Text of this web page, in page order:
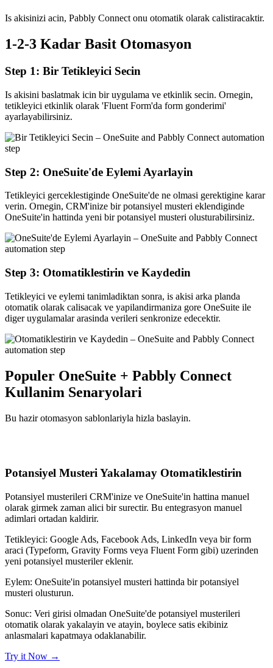
Is akisinizi acin, Pabbly Connect onu otomatik olarak calistiracaktir.
1-2-3 Kadar Basit Otomasyon
Step 1: Bir Tetikleyici Secin
Is akisini baslatmak icin bir uygulama ve etkinlik secin. Ornegin,
tetikleyici etkinlik olarak 'Fluent Form'da form gonderimi'
ayarlayabilirsiniz.
Step 2: OneSuite'de Eylemi Ayarlayin
Tetikleyici gerceklestiginde OneSuite'de ne olmasi gerektigine karar
verin. Ornegin, CRM'inize bir potansiyel musteri eklendiginde
OneSuite'in hattinda yeni bir potansiyel musteri olusturabilirsiniz.
Step 3: Otomatiklestirin ve Kaydedin
Tetikleyici ve eylemi tanimladiktan sonra, is akisi arka planda
otomatik olarak calisacak ve yapilandirmaniza gore OneSuite ile
diger uygulamalar arasinda verileri senkronize edecektir.
Populer OneSuite + Pabbly Connect
Kullanim Senaryolari
Bu hazir otomasyon sablonlariyla hizla baslayin.
Potansiyel Musteri Yakalamay Otomatiklestirin
Potansiyel musterileri CRM'inize ve OneSuite'in hattina manuel
olarak girmek zaman alici bir surectir. Bu entegrasyon manuel
adimlari ortadan kaldirir.
Tetikleyici: Google Ads, Facebook Ads, LinkedIn veya bir form
araci (Typeform, Gravity Forms veya Fluent Form gibi) uzerinden
yeni potansiyel musteriler eklenir.
Eylem: OneSuite'in potansiyel musteri hattinda bir potansiyel
musteri olusturun.
Sonuc: Veri girisi olmadan OneSuite'de potansiyel musterileri
otomatik olarak yakalayin ve atayin, boylece satis ekibiniz
anlasmalari kapatmaya odaklanabilir.
Try it Now →